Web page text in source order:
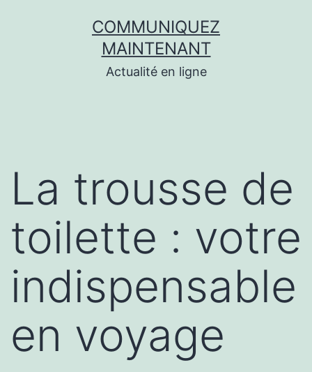
COMMUNIQUEZ
MAINTENANT
Actualité en ligne
La trousse de
toilette : votre
indispensable
en voyage